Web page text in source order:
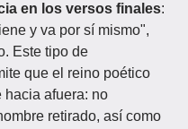
en los versos finales:
y va por sí mismo",
Este tipo de
que el reino poético
hacia afuera: no
retirado, así como